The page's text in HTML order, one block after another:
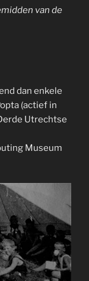
van de
dan enkele
(actief in
Utrechtse
Museum